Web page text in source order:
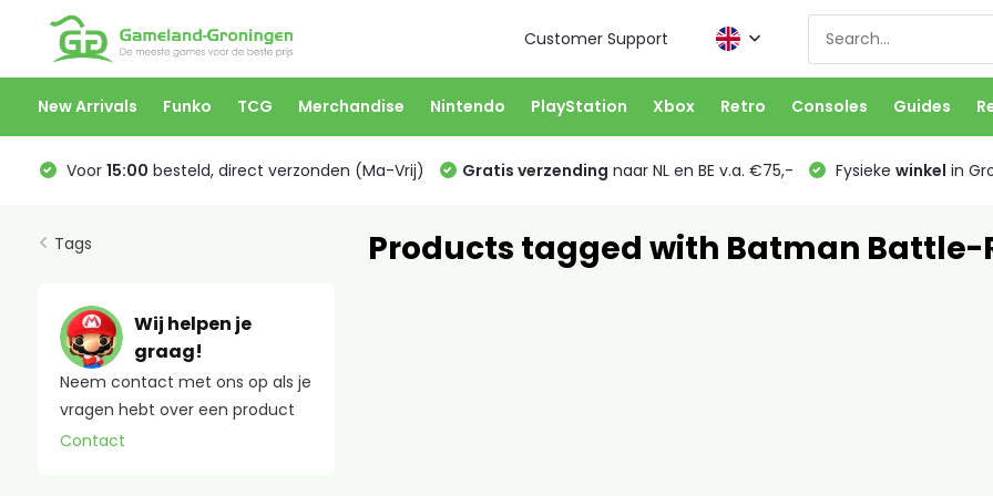
Customer Support
New Arrivals Funko TCG Merchandise Nintendo PlayStation Xbox Retro Consoles Guides
Voor 15:00 besteld, direct verzonden (Ma-Vrij) Gratis verzending naar NL en BE v.a. €75,- Fysieke winkel in
Tags
Wij helpen je
graag!
Neem contact met ons op als je
vragen hebt over een product
Contact
Products tagged with Batman Battle-